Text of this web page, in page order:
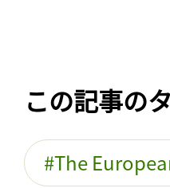
この記事の
The